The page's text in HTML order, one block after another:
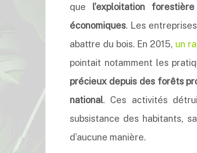
que l’exploitation
économiques. Les
abattre du bois. En 2015, un
pointait notamment les
précieux depuis des forêts
national. Ces activités
subsistance des habitants,
d’aucune manière.